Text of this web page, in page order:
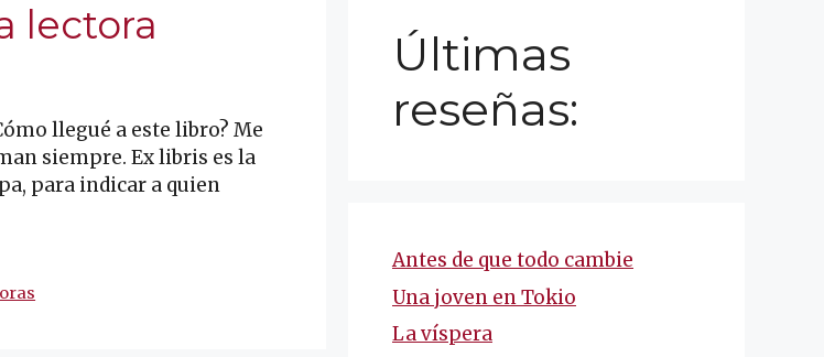
lectora
llegué a este libro? Me
siempre. Ex libris es la
para indicar a quien
Últimas
reseñas:
Antes de que todo cambie
Una joven en Tokio
La víspera